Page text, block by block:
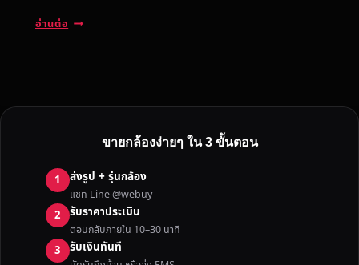
อ่านต่อ
ล้
มื
อ
ส
อ
ง
ชุ
ขายกล้องง่ายๆ ใน 3 ขั้นตอน
1 ส่งรูป + รุ่นกล้อง
แชท Line @webuy
2 รับราคาประเมิน
ตอบกลับภายใน 10–30 นาที
3 รับเงินทันที